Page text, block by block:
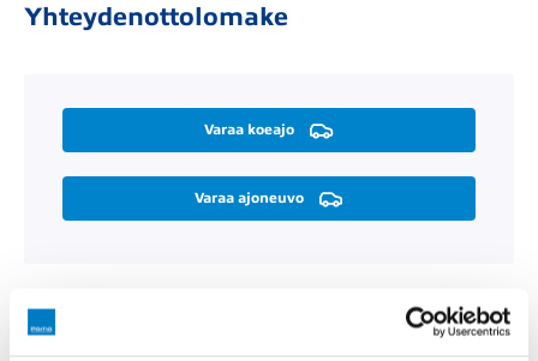
Yhteydenottolomake
Varaa koeajo
Varaa ajoneuvo